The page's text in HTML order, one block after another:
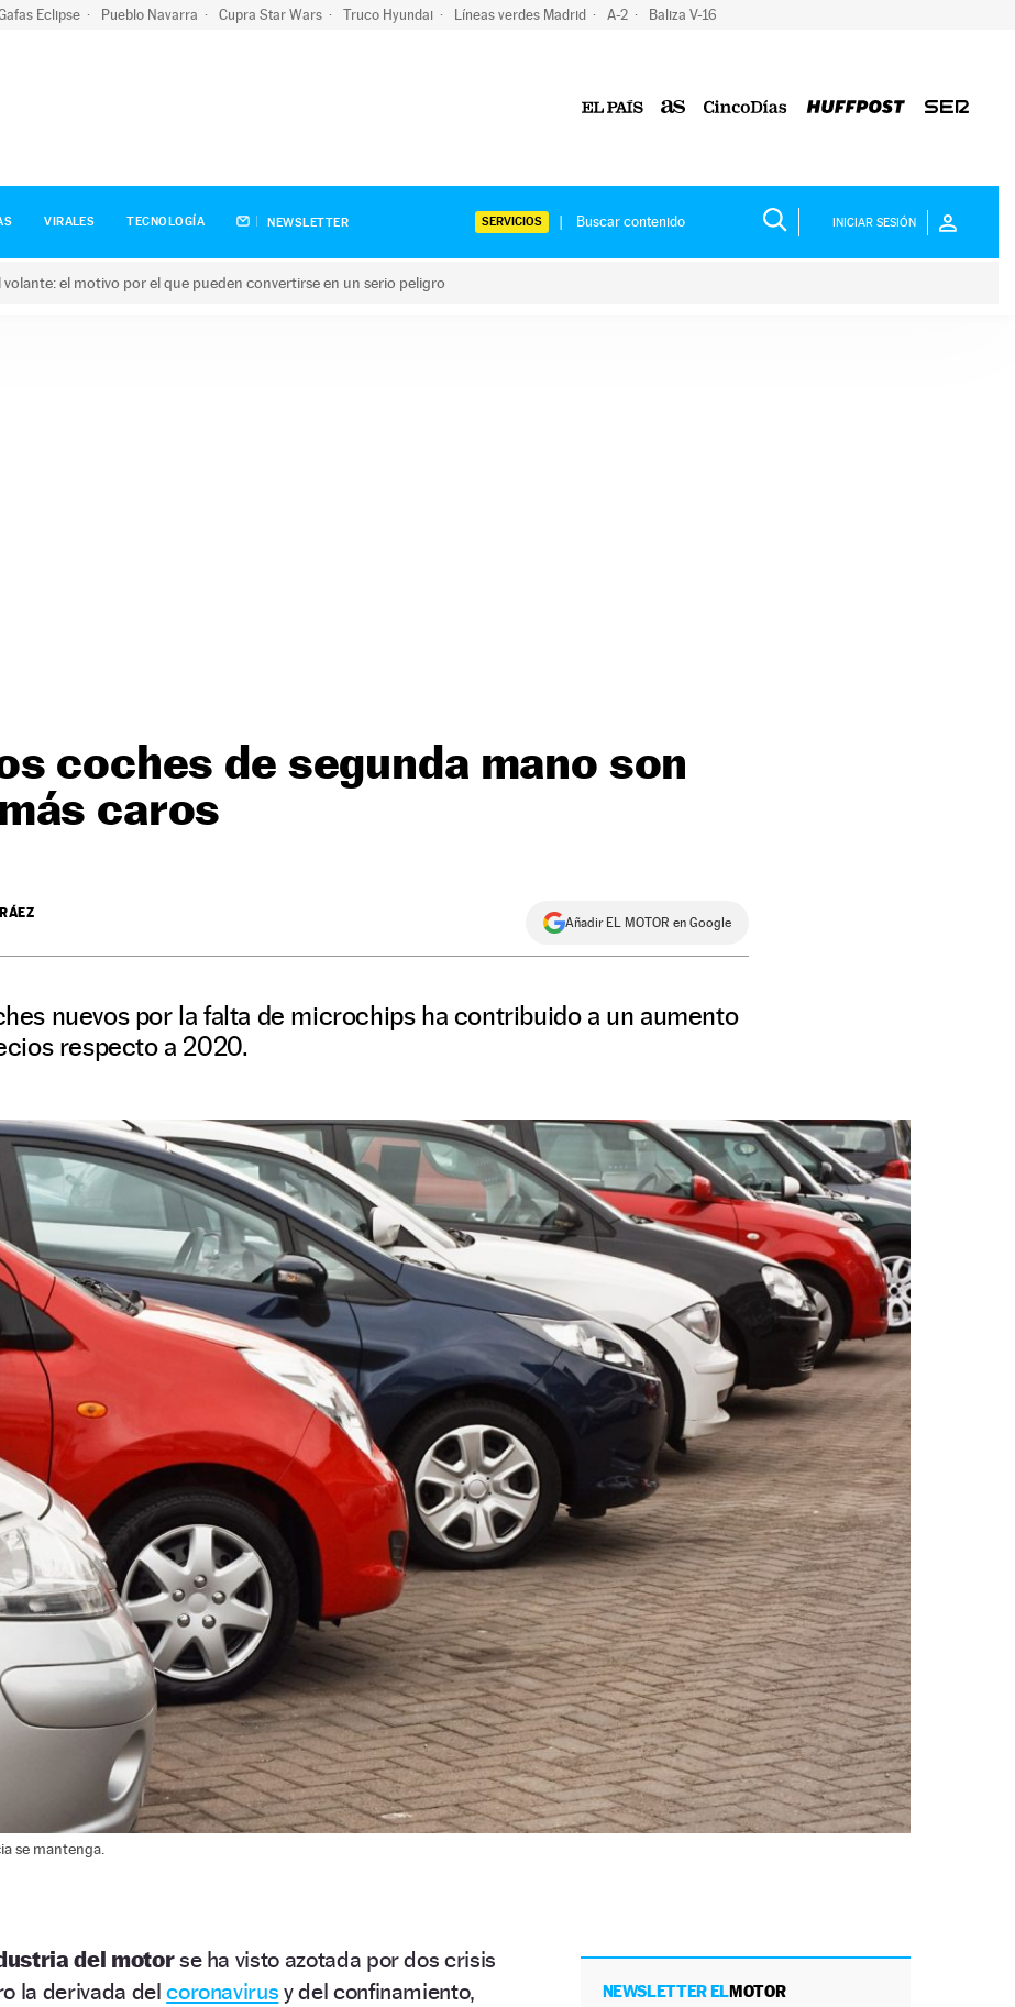
Eclipse Pueblo Navarra Cupra Star Wars Truco Hyundai Líneas verdes Madrid A-2 Baliza V-16
VIRALES TECNOLOGÍA NEWSLETTER SERVICIOS INICIAR SESIÓN
volante: el motivo por el que pueden convertirse en un serio peligro
coches de segunda mano son
caros
Añadir EL MOTOR en Google
nuevos por la falta de microchips ha contribuido a un aumento
respecto a 2020.
se mantenga.
del motorse ha visto azotada por dos crisis
la derivada delcoronavirus y del confinamiento,
NEWSLETTER ELMOTOR